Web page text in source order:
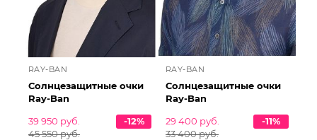
RAY-BAN
Солнцезащитные очки
Ray-Ban
39 950 руб.
45 550 руб.
-12%
RAY-BAN
Солнцезащитные очки
Ray-Ban
29 400 руб.
33 400 руб.
-11%